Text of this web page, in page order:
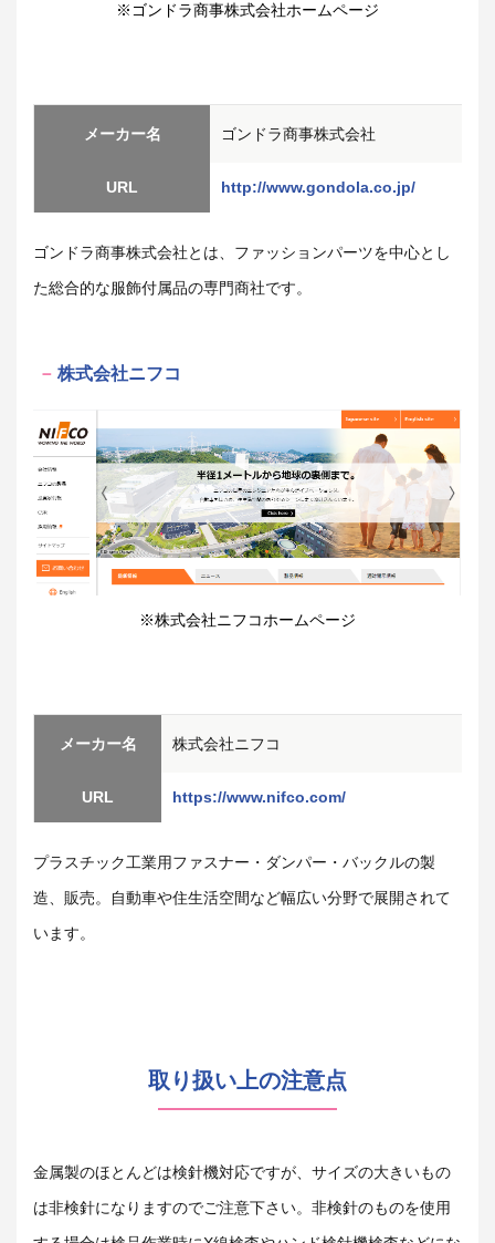
※ゴンドラ商事株式会社ホームページ
メーカー名 ゴンドラ商事株式会社
URL http://www.gondola.co.jp/
ゴンドラ商事株式会社とは、ファッションパーツを中心とし
た総合的な服飾付属品の専門商社です。
株式会社ニフコ
※株式会社ニフコホームページ
メーカー名 株式会社ニフコ
URL https://www.nifco.com/
プラスチック工業用ファスナー・ダンパー・バックルの製
造、販売。自動車や住生活空間など幅広い分野で展開されて
います。
取り扱い上の注意点
金属製のほとんどは検針機対応ですが、サイズの大きいもの
は非検針になりますのでご注意下さい。非検針のものを使用